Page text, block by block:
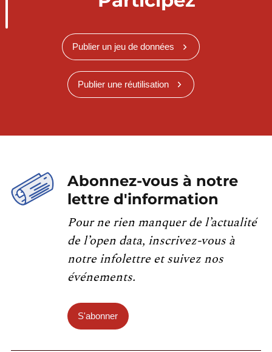
Publier un jeu de données
Publier une réutilisation
Abonnez-vous à notre
lettre d'information
Pour ne rien manquer de l’actualité
de l’open data, inscrivez-vous à
notre infolettre et suivez nos
événements.
S'abonner